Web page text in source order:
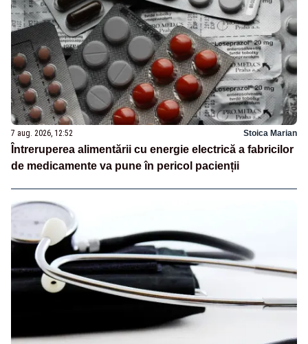
7 aug. 2026, 12:52 Stoica Marian
Întreruperea alimentării cu energie electrică a fabricilor
de medicamente va pune în pericol pacienții